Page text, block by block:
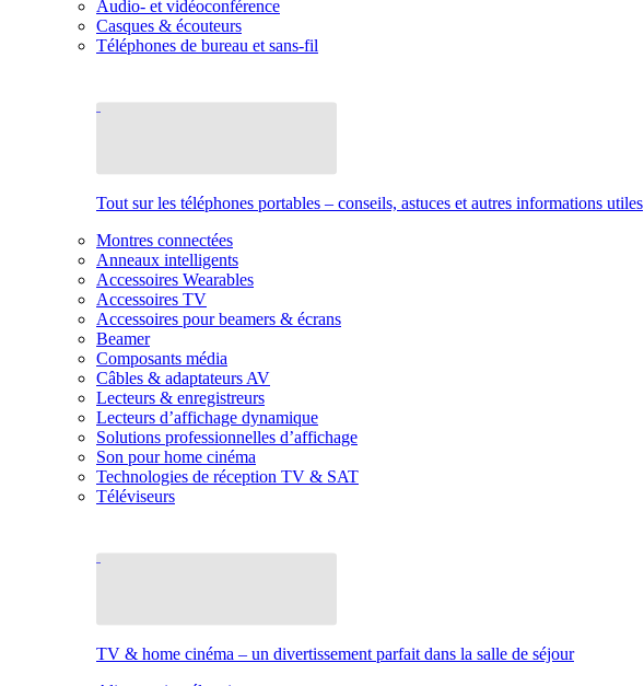
Audio- et vidéoconférence
Casques & écouteurs
Téléphones de bureau et sans-fil
Tout sur les téléphones portables – conseils, astuces et autres informations utiles
Montres connectées
Anneaux intelligents
Accessoires Wearables
Accessoires TV
Accessoires pour beamers & écrans
Beamer
Composants média
Câbles & adaptateurs AV
Lecteurs & enregistreurs
Lecteurs d’affichage dynamique
Solutions professionnelles d’affichage
Son pour home cinéma
Technologies de réception TV & SAT
Téléviseurs
TV & home cinéma – un divertissement parfait dans la salle de séjour